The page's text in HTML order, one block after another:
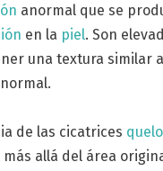
anormal que se
en la piel. Son
una textura similar
de las cicatrices
allá del área